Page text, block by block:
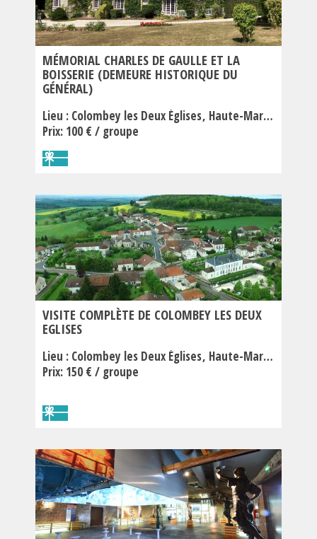
MÉMORIAL CHARLES DE GAULLE ET LA
BOISSERIE (DEMEURE HISTORIQUE DU
GÉNÉRAL)
Lieu : Colombey les Deux Églises Haute-Marne
Prix: 100 € / groupe
VISITE COMPLÈTE DE COLOMBEY LES DEUX
EGLISES
Lieu : Colombey les Deux Églises Haute-Marne
Prix: 150 € / groupe